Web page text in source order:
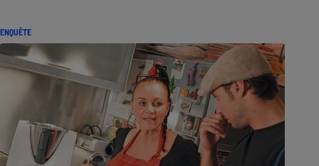
ENQUÊTE